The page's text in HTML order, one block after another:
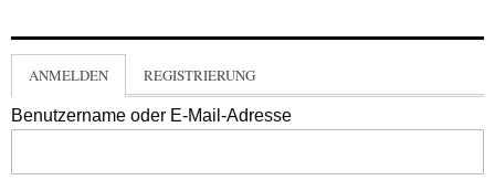
ANMELDEN REGISTRIERUNG
Benutzername oder E-Mail-Adresse